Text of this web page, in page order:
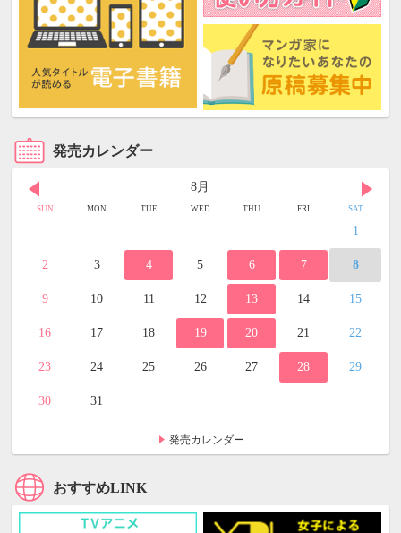
発売カレンダー
8月
SUN MON TUE WED THU FRI SAT
1
2 3 4 5 6 7 8
9 10 11 12 13 14 15
16 17 18 19 20 21 22
23 24 25 26 27 28 29
30 31
発売カレンダー
おすすめLINK